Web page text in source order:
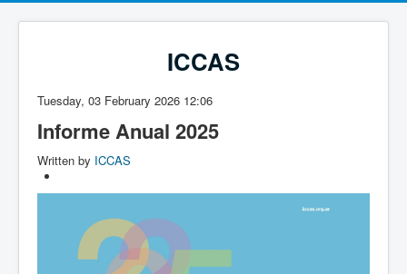
ICCAS
Tuesday, 03 February 2026 12:06
Informe Anual 2025
Written by ICCAS